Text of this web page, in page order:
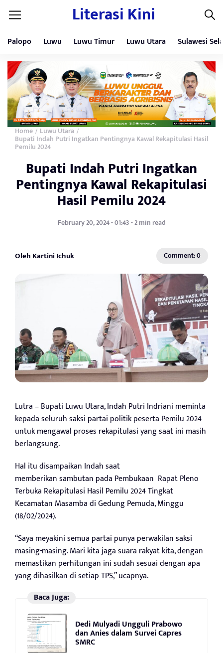
Literasi Kini
Palopo Luwu Luwu Timur Luwu Utara Sulawesi
Home / Luwu Utara /
Bupati Indah Putri Ingatkan Pentingnya Kawal Rekapitulasi Hasil
Pemilu 2024
Bupati Indah Putri Ingatkan
Pentingnya Kawal Rekapitulasi
Hasil Pemilu 2024
February 20, 2024 - 01:43 - 2 min read
Oleh Kartini Ichuk Comment: 0
Lutra – Bupati Luwu Utara, Indah Putri Indriani meminta
kepada seluruh saksi partai politik peserta Pemilu 2024
untuk mengawal proses rekapitulasi yang saat ini masih
berlangsung.
Hal itu disampaikan Indah saat
memberikan sambutan pada Pembukaan Rapat Pleno
Terbuka Rekapitulasi Hasil Pemilu 2024 Tingkat
Kecamatan Masamba di Gedung Pemuda, Minggu
(18/02/2024).
“Saya meyakini semua partai punya perwakilan saksi
masing-masing. Mari kita jaga suara rakyat kita, dengan
memastikan perhitungan ini sudah sesuai dengan apa
yang dihasilkan di setiap TPS,” ucapnya.
Baca Juga:
Dedi Mulyadi Ungguli Prabowo
dan Anies dalam Survei Capres
SMRC